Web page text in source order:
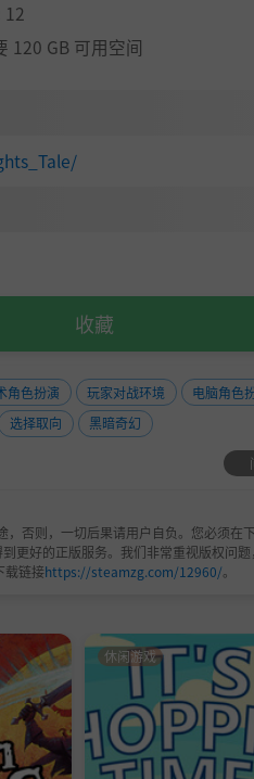
艰苦的战斗。那些寻求更多
，还有在回合制战斗中采取
，但你的决定也会影响故事。
12
120 GB 可用空间
收藏
角色扮演 玩家对战环境
电脑角色
选择取向 黑暗奇幻
否则，一切后果请用户自负。您必须在
更好的正版服务。我们非常重视版权问题
载链接https://steamzg.com/12960/。
休闲游戏